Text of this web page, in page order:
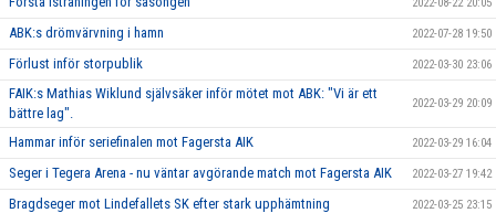
ABK:s drömvärvning i hamn 2022-07-28 19:50
Förlust inför storpublik 2022-03-30 23:06
FAIK:s Mathias Wiklund självsäker inför mötet mot ABK: "Vi är ett
bättre lag".
2022-03-29 20:09
Hammar inför seriefinalen mot Fagersta AIK 2022-03-29 16:04
Seger i Tegera Arena - nu väntar avgörande match mot Fagersta AIK 2022-03-27 19:42
Bragdseger mot Lindefallets SK efter stark upphämtning 2022-03-25 23:15